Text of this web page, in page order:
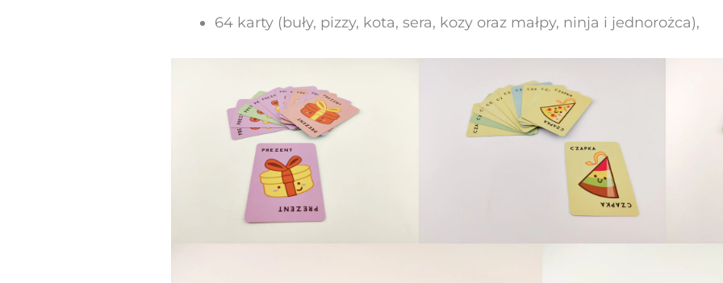
64 karty (buły, pizzy, kota, sera, kozy oraz małpy, ninja i jednorożca),